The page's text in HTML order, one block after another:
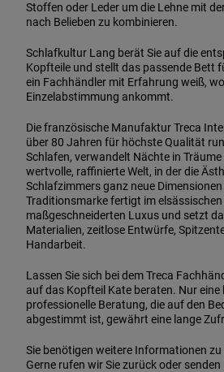
Stoffen oder Leder um die Lehne mit
nach Belieben zu kombinieren.
Schlafkultur Lang berät Sie auf die
Kopfteile und stellt das passende Bett
ein Fachhändler mit Erfahrung weiß,
Einzelabstimmung ankommt.
Die französische Manufaktur Treca
über 80 Jahren für höchste Qualität
Schlafen, verwandelt Nächte in
wertvolle, raffinierte Welt, in der die
Schlafzimmers ganz neue
Traditionsmarke fertigt im elsässischen
maßgeschneiderten Luxus und setzt
Materialien, zeitlose Entwürfe,
Handarbeit.
Lassen Sie sich bei dem Treca
auf das Kopfteil Kate beraten. Nur eine
professionelle Beratung, die auf den
abgestimmt ist, gewährt eine lange
Sie benötigen weitere Informationen zu
Gerne rufen wir Sie zurück oder senden